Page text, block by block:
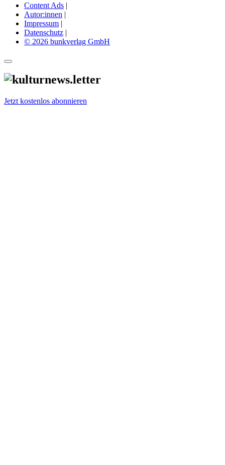
Content Ads |
Autor:innen |
Impressum |
Datenschutz |
© 2026 bunkverlag GmbH
Jetzt kostenlos abonnieren